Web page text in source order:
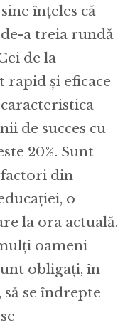
înțeles că
a treia rundă
de la
rapid și eficace
de succes cu
20%. Sunt
din
o
la ora actuală.
oameni
obligați, în
se îndrepte